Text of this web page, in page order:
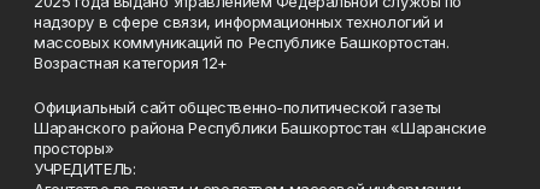
надзору в сфере связи, информационных технологий и
массовых коммуникаций по Республике Башкортостан.
Возрастная категория 12+
Официальный сайт общественно-политической газеты
Шаранского района Республики Башкортостан «Шаранские
просторы»
УЧРЕДИТЕЛЬ: